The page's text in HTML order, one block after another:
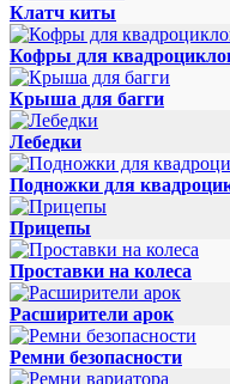
Клатч киты
Кофры для
Крыша для багги
Лебедки
Подножки для
Прицепы
Проставки на колеса
Расширители арок
Ремни безопасности